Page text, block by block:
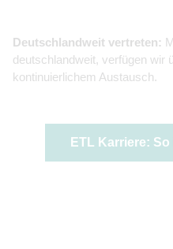
Deutschlandweit vertreten:
deutschlandweit, verfügen wir
kontinuierlichem Austausch.
ETL Karriere: